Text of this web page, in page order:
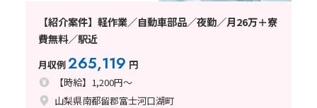
【紹介案件】軽作業／自動車部品／夜勤／月26万＋寮
費無料／駅近
月収例265,119 円
【時給】1,200円～
山梨県南都留郡富士河口湖町